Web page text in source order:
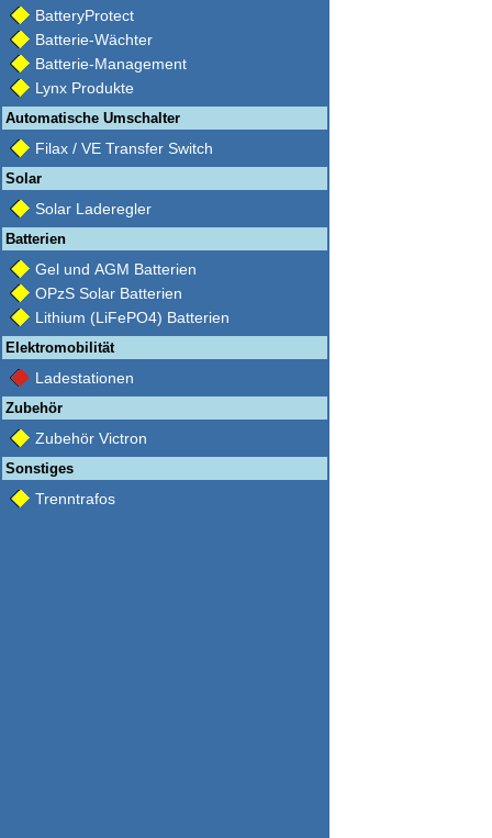
BatteryProtect
Batterie-Wächter
Batterie-Management
Lynx Produkte
Automatische Umschalter
Filax / VE Transfer Switch
Solar
Solar Laderegler
Batterien
Gel und AGM Batterien
OPzS Solar Batterien
Lithium (LiFePO4) Batterien
Elektromobilität
Ladestationen
Zubehör
Zubehör Victron
Sonstiges
Trenntrafos